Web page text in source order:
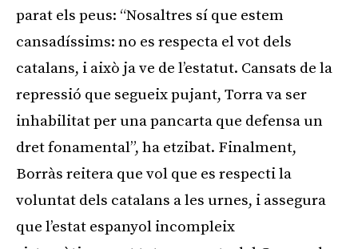
parat els peus: “Nosaltres sí que estem
cansadíssims: no es respecta el vot dels
catalans, i això ja ve de l’estatut. Cansats de la
repressió que segueix pujant, Torra va ser
inhabilitat per una pancarta que defensa un
dret fonamental”, ha etzibat. Finalment,
Borràs reitera que vol que es respecti la
voluntat dels catalans a les urnes, i assegura
que l’estat espanyol incompleix